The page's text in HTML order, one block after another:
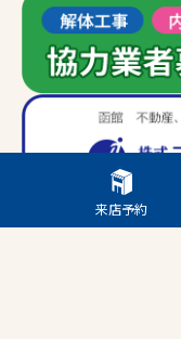
来店予約